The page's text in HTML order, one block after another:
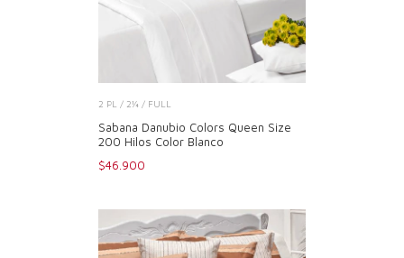
2 PL / 2¼ / FULL
Sabana Danubio Colors Queen Size
200 Hilos Color Blanco
$46.900